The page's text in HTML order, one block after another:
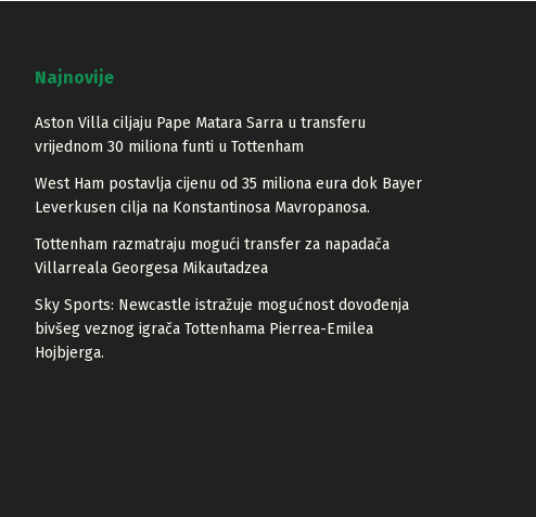
Najnovije
Aston Villa ciljaju Pape Matara Sarra u transferu
vrijednom 30 miliona funti u Tottenham
West Ham postavlja cijenu od 35 miliona eura dok Bayer
Leverkusen cilja na Konstantinosa Mavropanosa.
Tottenham razmatraju mogući transfer za napadača
Villarreala Georgesa Mikautadzea
Sky Sports: Newcastle istražuje mogućnost dovođenja
bivšeg veznog igrača Tottenhama Pierrea-Emilea
Hojbjerga.